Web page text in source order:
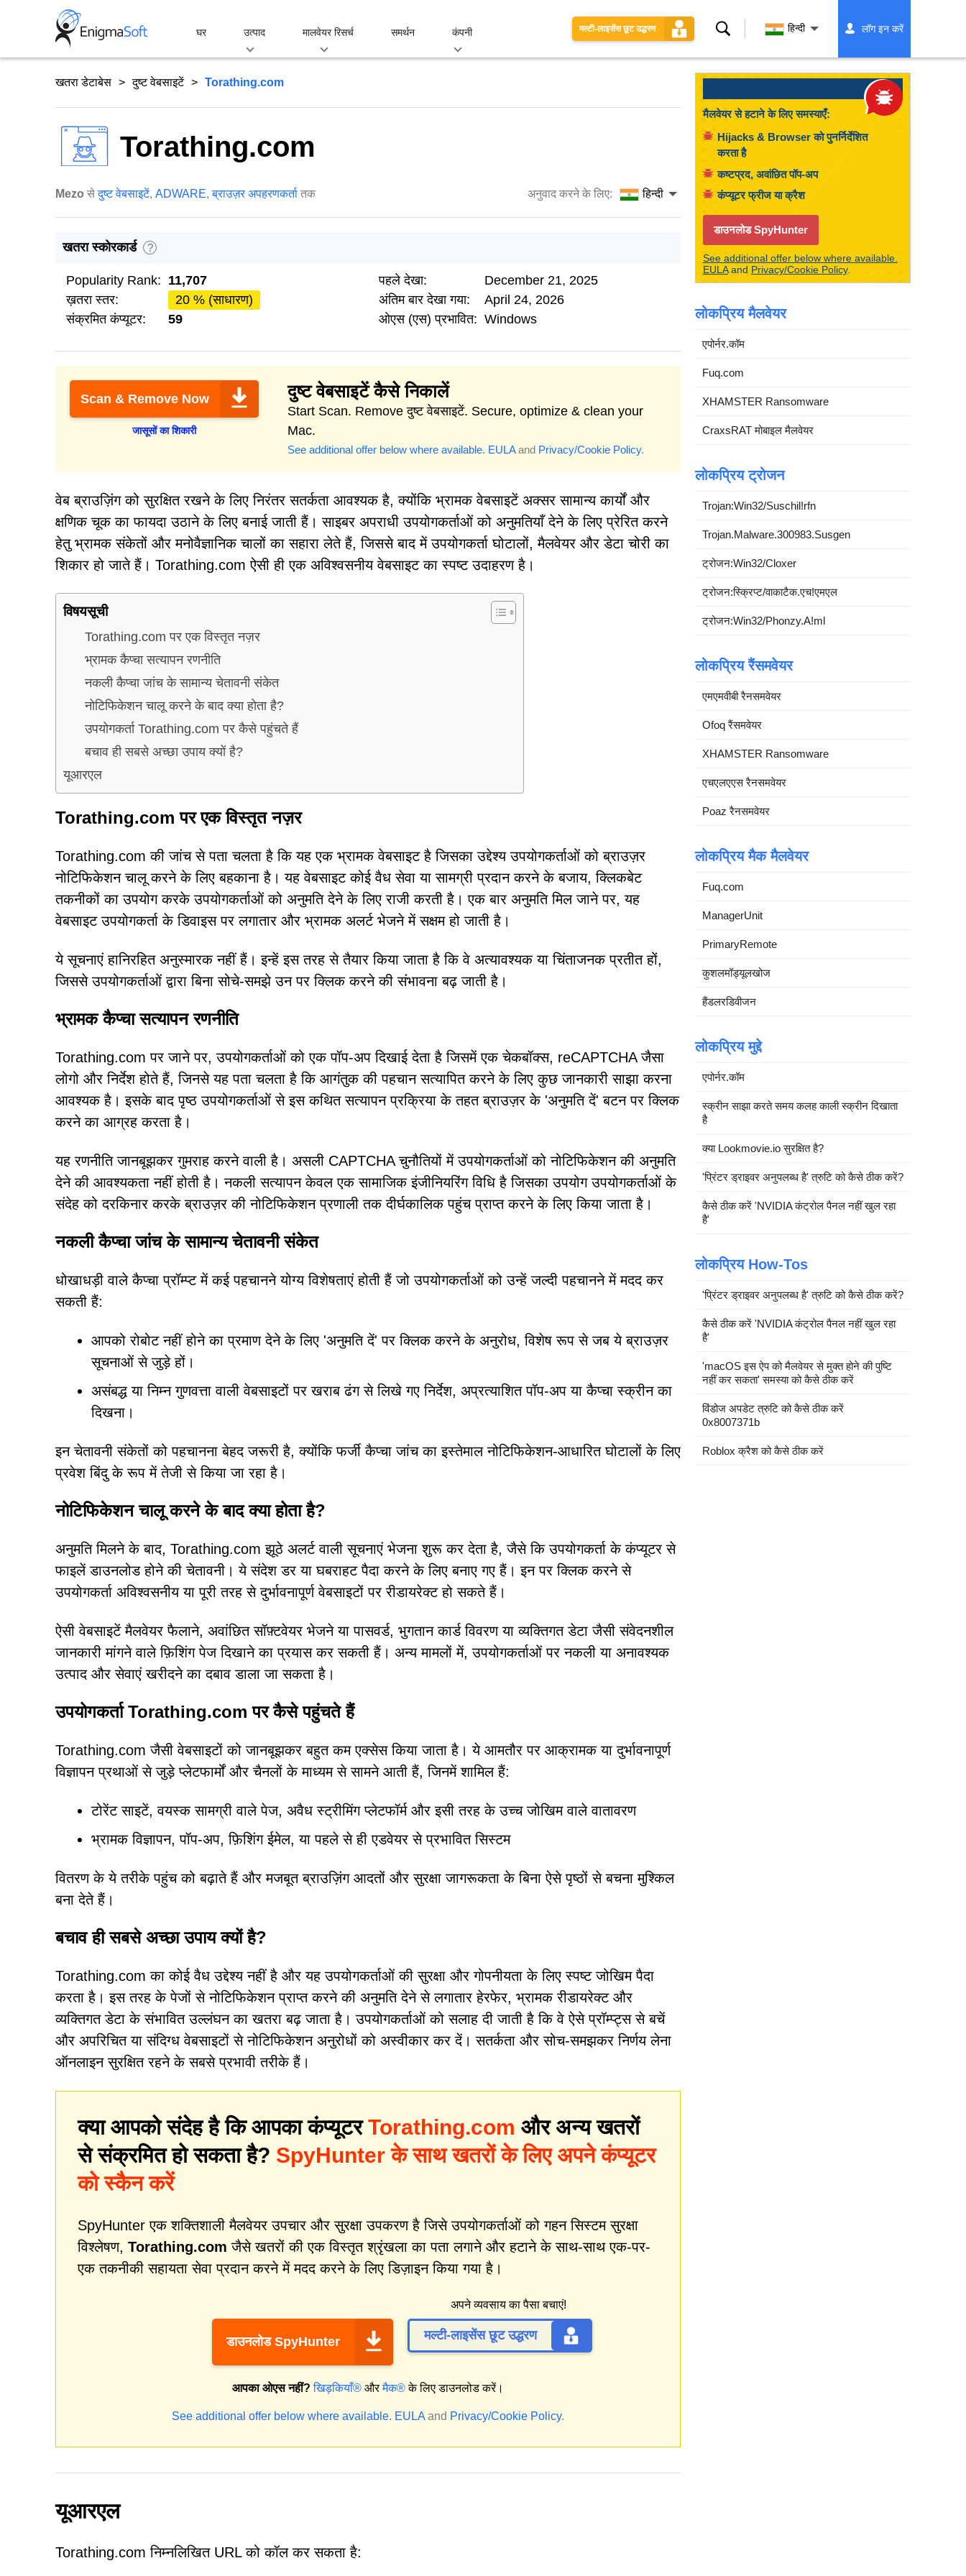
घर उत्पाद मालवेयर रिसर्च समर्थन कंपनी मल्टी-लाइसेंस छूट उद्धरण खोज हिन्दी लॉग इन करें
खतरा डेटाबेस दुष्ट वेबसाइटें Torathing.com
Torathing.com
Mezo सेदुष्ट वेबसाइटें, ADWARE,ब्राउज़र अपहरणकर्ता तक अनुवाद करने के लिए: हिन्दी
खतरा स्कोरकार्ड ?
Popularity Rank: 11,707
ख़तरा स्तर:
20 % (साधारण)
संक्रमित कंप्यूटर:
59
पहले देखा:
December 21, 2025
अंतिम बार देखा गया:
April 24, 2026
ओएस (एस) प्रभावित: Windows
Scan & Remove Now
जासूसों का शिकारी
दुष्ट वेबसाइटें कैसे निकालें
Start Scan. Remove दुष्ट वेबसाइटें. Secure, optimize & clean your
Mac.
See additional offer below where available. EULAand Privacy/Cookie Policy.
वेब ब्राउज़िंग को सुरक्षित रखने के लिए निरंतर सतर्कता आवश्यक है, क्योंकि भ्रामक वेबसाइटें अक्सर सामान्य कार्यों और
क्षणिक चूक का फायदा उठाने के लिए बनाई जाती हैं। साइबर अपराधी उपयोगकर्ताओं को अनुमतियाँ देने के लिए प्रेरित करने
हेतु भ्रामक संकेतों और मनोवैज्ञानिक चालों का सहारा लेते हैं, जिससे बाद में उपयोगकर्ता घोटालों, मैलवेयर और डेटा चोरी का
शिकार हो जाते हैं। Torathing.com ऐसी ही एक अविश्वसनीय वेबसाइट का स्पष्ट उदाहरण है।
विषयसूची
Torathing.com पर एक विस्तृत नज़र
भ्रामक कैप्चा सत्यापन रणनीति
नकली कैप्चा जांच के सामान्य चेतावनी संकेत
नोटिफिकेशन चालू करने के बाद क्या होता है?
उपयोगकर्ता Torathing.com पर कैसे पहुंचते हैं
बचाव ही सबसे अच्छा उपाय क्यों है?
यूआरएल
Torathing.com पर एक विस्तृत नज़र
Torathing.com की जांच से पता चलता है कि यह एक भ्रामक वेबसाइट है जिसका उद्देश्य उपयोगकर्ताओं को ब्राउज़र
नोटिफिकेशन चालू करने के लिए बहकाना है। यह वेबसाइट कोई वैध सेवा या सामग्री प्रदान करने के बजाय, क्लिकबेट
तकनीकों का उपयोग करके उपयोगकर्ताओं को अनुमति देने के लिए राजी करती है। एक बार अनुमति मिल जाने पर, यह
वेबसाइट उपयोगकर्ता के डिवाइस पर लगातार और भ्रामक अलर्ट भेजने में सक्षम हो जाती है।
ये सूचनाएं हानिरहित अनुस्मारक नहीं हैं। इन्हें इस तरह से तैयार किया जाता है कि वे अत्यावश्यक या चिंताजनक प्रतीत हों,
जिससे उपयोगकर्ताओं द्वारा बिना सोचे-समझे उन पर क्लिक करने की संभावना बढ़ जाती है।
भ्रामक कैप्चा सत्यापन रणनीति
Torathing.com पर जाने पर, उपयोगकर्ताओं को एक पॉप-अप दिखाई देता है जिसमें एक चेकबॉक्स, reCAPTCHA जैसा
लोगो और निर्देश होते हैं, जिनसे यह पता चलता है कि आगंतुक की पहचान सत्यापित करने के लिए कुछ जानकारी साझा करना
आवश्यक है। इसके बाद पृष्ठ उपयोगकर्ताओं से इस कथित सत्यापन प्रक्रिया के तहत ब्राउज़र के 'अनुमति दें' बटन पर क्लिक
करने का आग्रह करता है।
यह रणनीति जानबूझकर गुमराह करने वाली है। असली CAPTCHA चुनौतियों में उपयोगकर्ताओं को नोटिफिकेशन की अनुमति
देने की आवश्यकता नहीं होती है। नकली सत्यापन केवल एक सामाजिक इंजीनियरिंग विधि है जिसका उपयोग उपयोगकर्ताओं के
संदेह को दरकिनार करके ब्राउज़र की नोटिफिकेशन प्रणाली तक दीर्घकालिक पहुंच प्राप्त करने के लिए किया जाता है।
नकली कैप्चा जांच के सामान्य चेतावनी संकेत
धोखाधड़ी वाले कैप्चा प्रॉम्प्ट में कई पहचानने योग्य विशेषताएं होती हैं जो उपयोगकर्ताओं को उन्हें जल्दी पहचानने में मदद कर
सकती हैं:
आपको रोबोट नहीं होने का प्रमाण देने के लिए 'अनुमति दें' पर क्लिक करने के अनुरोध, विशेष रूप से जब ये ब्राउज़र
सूचनाओं से जुड़े हों।
असंबद्ध या निम्न गुणवत्ता वाली वेबसाइटों पर खराब ढंग से लिखे गए निर्देश, अप्रत्याशित पॉप-अप या कैप्चा स्क्रीन का
दिखना।
इन चेतावनी संकेतों को पहचानना बेहद जरूरी है, क्योंकि फर्जी कैप्चा जांच का इस्तेमाल नोटिफिकेशन-आधारित घोटालों के लिए
प्रवेश बिंदु के रूप में तेजी से किया जा रहा है।
नोटिफिकेशन चालू करने के बाद क्या होता है?
अनुमति मिलने के बाद, Torathing.com झूठे अलर्ट वाली सूचनाएं भेजना शुरू कर देता है, जैसे कि उपयोगकर्ता के कंप्यूटर से
फाइलें डाउनलोड होने की चेतावनी। ये संदेश डर या घबराहट पैदा करने के लिए बनाए गए हैं। इन पर क्लिक करने से
उपयोगकर्ता अविश्वसनीय या पूरी तरह से दुर्भावनापूर्ण वेबसाइटों पर रीडायरेक्ट हो सकते हैं।
ऐसी वेबसाइटें मैलवेयर फैलाने, अवांछित सॉफ़्टवेयर भेजने या पासवर्ड, भुगतान कार्ड विवरण या व्यक्तिगत डेटा जैसी संवेदनशील
जानकारी मांगने वाले फ़िशिंग पेज दिखाने का प्रयास कर सकती हैं। अन्य मामलों में, उपयोगकर्ताओं पर नकली या अनावश्यक
उत्पाद और सेवाएं खरीदने का दबाव डाला जा सकता है।
उपयोगकर्ता Torathing.com पर कैसे पहुंचते हैं
Torathing.com जैसी वेबसाइटों को जानबूझकर बहुत कम एक्सेस किया जाता है। ये आमतौर पर आक्रामक या दुर्भावनापूर्ण
विज्ञापन प्रथाओं से जुड़े प्लेटफार्मों और चैनलों के माध्यम से सामने आती हैं, जिनमें शामिल हैं:
टोरेंट साइटें, वयस्क सामग्री वाले पेज, अवैध स्ट्रीमिंग प्लेटफॉर्म और इसी तरह के उच्च जोखिम वाले वातावरण
भ्रामक विज्ञापन, पॉप-अप, फ़िशिंग ईमेल, या पहले से ही एडवेयर से प्रभावित सिस्टम
वितरण के ये तरीके पहुंच को बढ़ाते हैं और मजबूत ब्राउज़िंग आदतों और सुरक्षा जागरूकता के बिना ऐसे पृष्ठों से बचना मुश्किल
बना देते हैं।
बचाव ही सबसे अच्छा उपाय क्यों है?
Torathing.com का कोई वैध उद्देश्य नहीं है और यह उपयोगकर्ताओं की सुरक्षा और गोपनीयता के लिए स्पष्ट जोखिम पैदा
करता है। इस तरह के पेजों से नोटिफिकेशन प्राप्त करने की अनुमति देने से लगातार हेरफेर, भ्रामक रीडायरेक्ट और
व्यक्तिगत डेटा के संभावित उल्लंघन का खतरा बढ़ जाता है। उपयोगकर्ताओं को सलाह दी जाती है कि वे ऐसे प्रॉम्प्ट्स से बचें
और अपरिचित या संदिग्ध वेबसाइटों से नोटिफिकेशन अनुरोधों को अस्वीकार कर दें। सतर्कता और सोच-समझकर निर्णय लेना
ऑनलाइन सुरक्षित रहने के सबसे प्रभावी तरीके हैं।
क्या आपको संदेह है कि आपका कंप्यूटरTorathing.com और अन्य खतरों
से संक्रमित हो सकता है? SpyHunter के साथ खतरों के लिए अपने कंप्यूटर
को स्कैन करें
SpyHunter एक शक्तिशाली मैलवेयर उपचार और सुरक्षा उपकरण है जिसे उपयोगकर्ताओं को गहन सिस्टम सुरक्षा
विश्लेषण, Torathing.com जैसे खतरों की एक विस्तृत श्रृंखला का पता लगाने और हटाने के साथ-साथ एक-पर-
एक तकनीकी सहायता सेवा प्रदान करने में मदद करने के लिए डिज़ाइन किया गया है।
डाउनलोड SpyHunter
अपने व्यवसाय का पैसा बचाएं!
मल्टी-लाइसेंस छूट उद्धरण
आपका ओएस नहीं? खिड़कियाँ® औरमैक®के लिए डाउनलोड करें।
See additional offer below where available. EULA and Privacy/Cookie Policy.
यूआरएल
Torathing.com निम्नलिखित URL को कॉल कर सकता है:
मैलवेयर से हटाने के लिए समस्याएँ:
Hijacks & Browser को पुनर्निर्देशित
करता है
कष्टप्रद, अवांछित पॉप-अप
कंप्यूटर फ्रीज या क्रैश
डाउनलोड SpyHunter
See additional offer below where available.
EULAandPrivacy/Cookie Policy.
लोकप्रिय मैलवेयर
एपोर्नर.कॉम
Fuq.com
XHAMSTER Ransomware
CraxsRAT मोबाइल मैलवेयर
लोकप्रिय ट्रोजन
Trojan:Win32/Suschil!rfn
Trojan.Malware.300983.Susgen
ट्रोजन:Win32/Cloxer
ट्रोजन:स्क्रिप्ट/वाकाटैक.एच!एमएल
ट्रोजन:Win32/Phonzy.A!ml
लोकप्रिय रैंसमवेयर
एमएमवीबी रैनसमवेयर
Ofoq रैंसमवेयर
XHAMSTER Ransomware
एचएलएएस रैनसमवेयर
Poaz रैनसमवेयर
लोकप्रिय मैक मैलवेयर
Fuq.com
ManagerUnit
PrimaryRemote
कुशलमॉड्यूलखोज
हैंडलरडिवीजन
लोकप्रिय मुद्दे
एपोर्नर.कॉम
स्क्रीन साझा करते समय कलह काली स्क्रीन दिखाता
है
क्या Lookmovie.io सुरक्षित है?
'प्रिंटर ड्राइवर अनुपलब्ध है' त्रुटि को कैसे ठीक करें?
कैसे ठीक करें 'NVIDIA कंट्रोल पैनल नहीं खुल रहा
है'
लोकप्रिय How-Tos
'प्रिंटर ड्राइवर अनुपलब्ध है' त्रुटि को कैसे ठीक करें?
कैसे ठीक करें 'NVIDIA कंट्रोल पैनल नहीं खुल रहा
है'
'macOS इस ऐप को मैलवेयर से मुक्त होने की पुष्टि
नहीं कर सकता' समस्या को कैसे ठीक करें
विंडोज अपडेट त्रुटि को कैसे ठीक करें
0x8007371b
Roblox क्रैश को कैसे ठीक करें